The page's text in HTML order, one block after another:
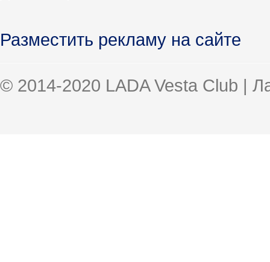
Разместить рекламу на сайте
© 2014-2020 LADA Vesta Club |